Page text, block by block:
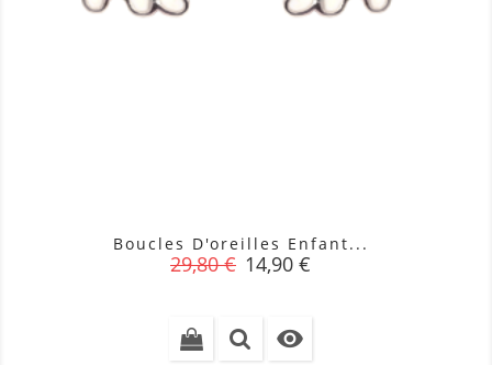
Boucles D'oreilles Enfant...
Prix
29,80 € Prix
14,90 €
